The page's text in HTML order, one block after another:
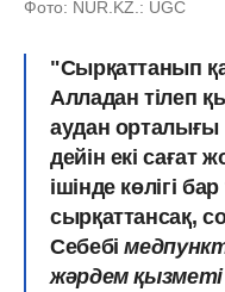
Фото: NUR.KZ.: UGC
"Сырқаттанып
Алладан тілеп
аудан
дейін екі сағат
ішінде көлігі
сырқаттансақ,
Себебі
жәрдем қызметі